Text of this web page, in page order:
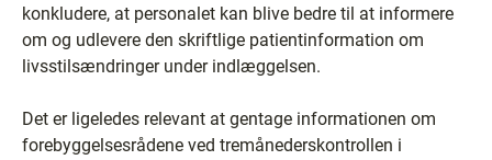
konkludere, at personalet kan blive bedre til at informere
om og udlevere den skriftlige patientinformation om
livsstilsændringer under indlæggelsen.
Det er ligeledes relevant at gentage informationen om
forebyggelsesrådene ved tremånederskontrollen i